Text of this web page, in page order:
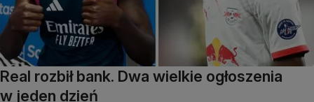
Real rozbił bank. Dwa wielkie ogłoszenia
w jeden dzień